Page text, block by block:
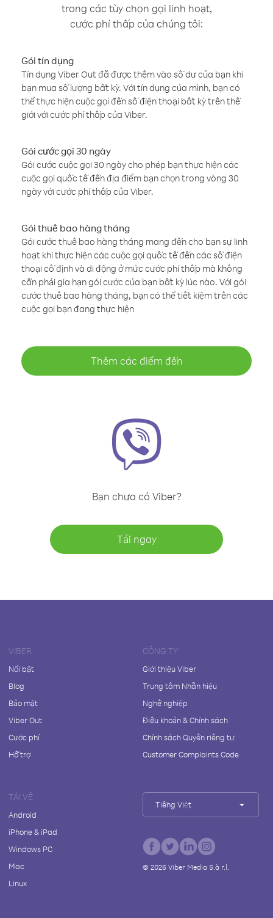
trong các tùy chọn gọi linh hoạt,
cước phí thấp của chúng tôi:
Gói tín dụng
Tín dụng Viber Out đã được thêm vào số dư của bạn khi
bạn mua số lượng bất kỳ. Với tín dụng của mình, bạn có
thể thực hiện cuộc gọi đến số điện thoại bất kỳ trên thế
giới với cước phí thấp của Viber.
Gói cước gọi 30 ngày
Gói cước cuộc gọi 30 ngày cho phép bạn thực hiện các
cuộc gọi quốc tế đến địa điểm bạn chọn trong vòng 30
ngày với cước phí thấp của Viber.
Gói thuê bao hàng tháng
Gói cước thuê bao hàng tháng mang đến cho bạn sự linh
hoạt khi thực hiện các cuộc gọi quốc tế đến các số điện
thoại cố định và di động ở mức cước phí thấp mà không
cần phải gia hạn gói cước của bạn bất kỳ lúc nào. Với gói
cước thuê bao hàng tháng, bạn có thể tiết kiệm trên các
cuộc gọi bạn đang thực hiện
Thêm các điểm đến
Bạn chưa có Viber?
Tải ngay
VIBER
Nổi bật
Blog
Bảo mật
Viber Out
Cước phí
Hỗ trợ
CÔNG TY
Giới thiệu Viber
Trung tâm Nhãn hiệu
Nghề nghiệp
Điều khoản & Chính sách
Chính sách Quyền riêng tư
Customer Complaints Code
TẢI VỀ
Android
iPhone & iPad
Windows PC
Mac
Linux
Tiếng Việt
© 2026Viber Media S.à r.l.